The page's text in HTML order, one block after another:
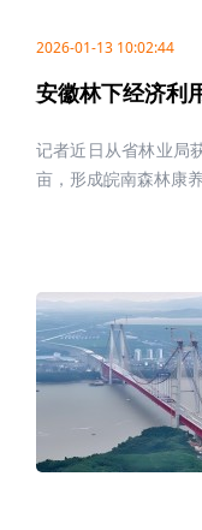
2026-01-13 10:02:44
安徽林下经济利
记者近日从省林业局
亩，形成皖南森林康